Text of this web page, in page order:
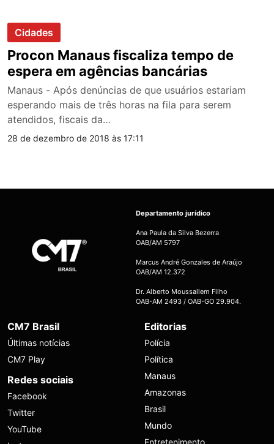
Cidades
Procon Manaus fiscaliza tempo de
espera em agências bancárias
Manaus - Após denúncias de que usuários estariam
esperando mais de três horas na fila para serem
atendidos, fiscais da…
28 de dezembro de 2018 às 17:11
Departamento jurídico
Ana Paula da Silva Bezerra
OAB/AM 5797
Marcus André Gonzales de Araújo
OAB/AM 12.372
Dr. Alberto Moussallem Filho
OAB-AM 2493 / OAB-GO 29.904.
CM7 Brasil
Últimas notícias
CM7 Play
Redes sociais
Facebook
Twitter
YouTube
Editorias
Polícia
Política
Manaus
Amazonas
Brasil
Mundo
Entretenimento